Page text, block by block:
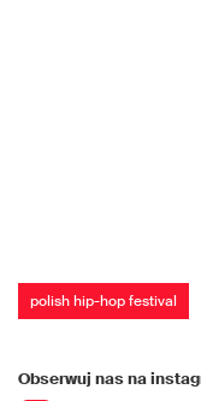
polish hip-hop festival
Obserwuj nas na